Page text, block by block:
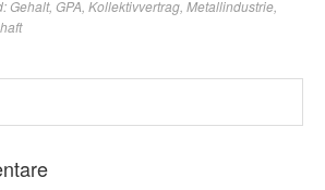
Gehalt, GPA Kollektivvertrag Metallindustrie